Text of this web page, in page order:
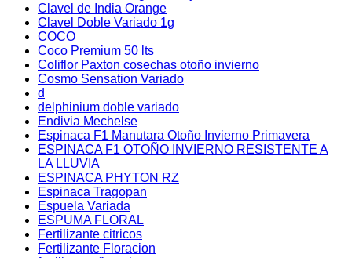
Clavel de India Orange
Clavel Doble Variado 1g
COCO
Coco Premium 50 lts
Coliflor Paxton cosechas otoño invierno
Cosmo Sensation Variado
d
delphinium doble variado
Endivia Mechelse
Espinaca F1 Manutara Otoño Invierno Primavera
ESPINACA F1 OTOÑO INVIERNO RESISTENTE A
LA LLUVIA
ESPINACA PHYTON RZ
Espinaca Tragopan
Espuela Variada
ESPUMA FLORAL
Fertilizante citricos
Fertilizante Floracion